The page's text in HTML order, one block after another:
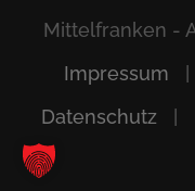
Mittelfranken -
Impressum
Datenschutz |